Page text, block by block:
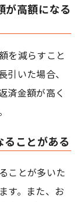
が高額になる
を減らすこと
いた場合、
済金額が高く
ることがある
ことが多いた
す。また、お